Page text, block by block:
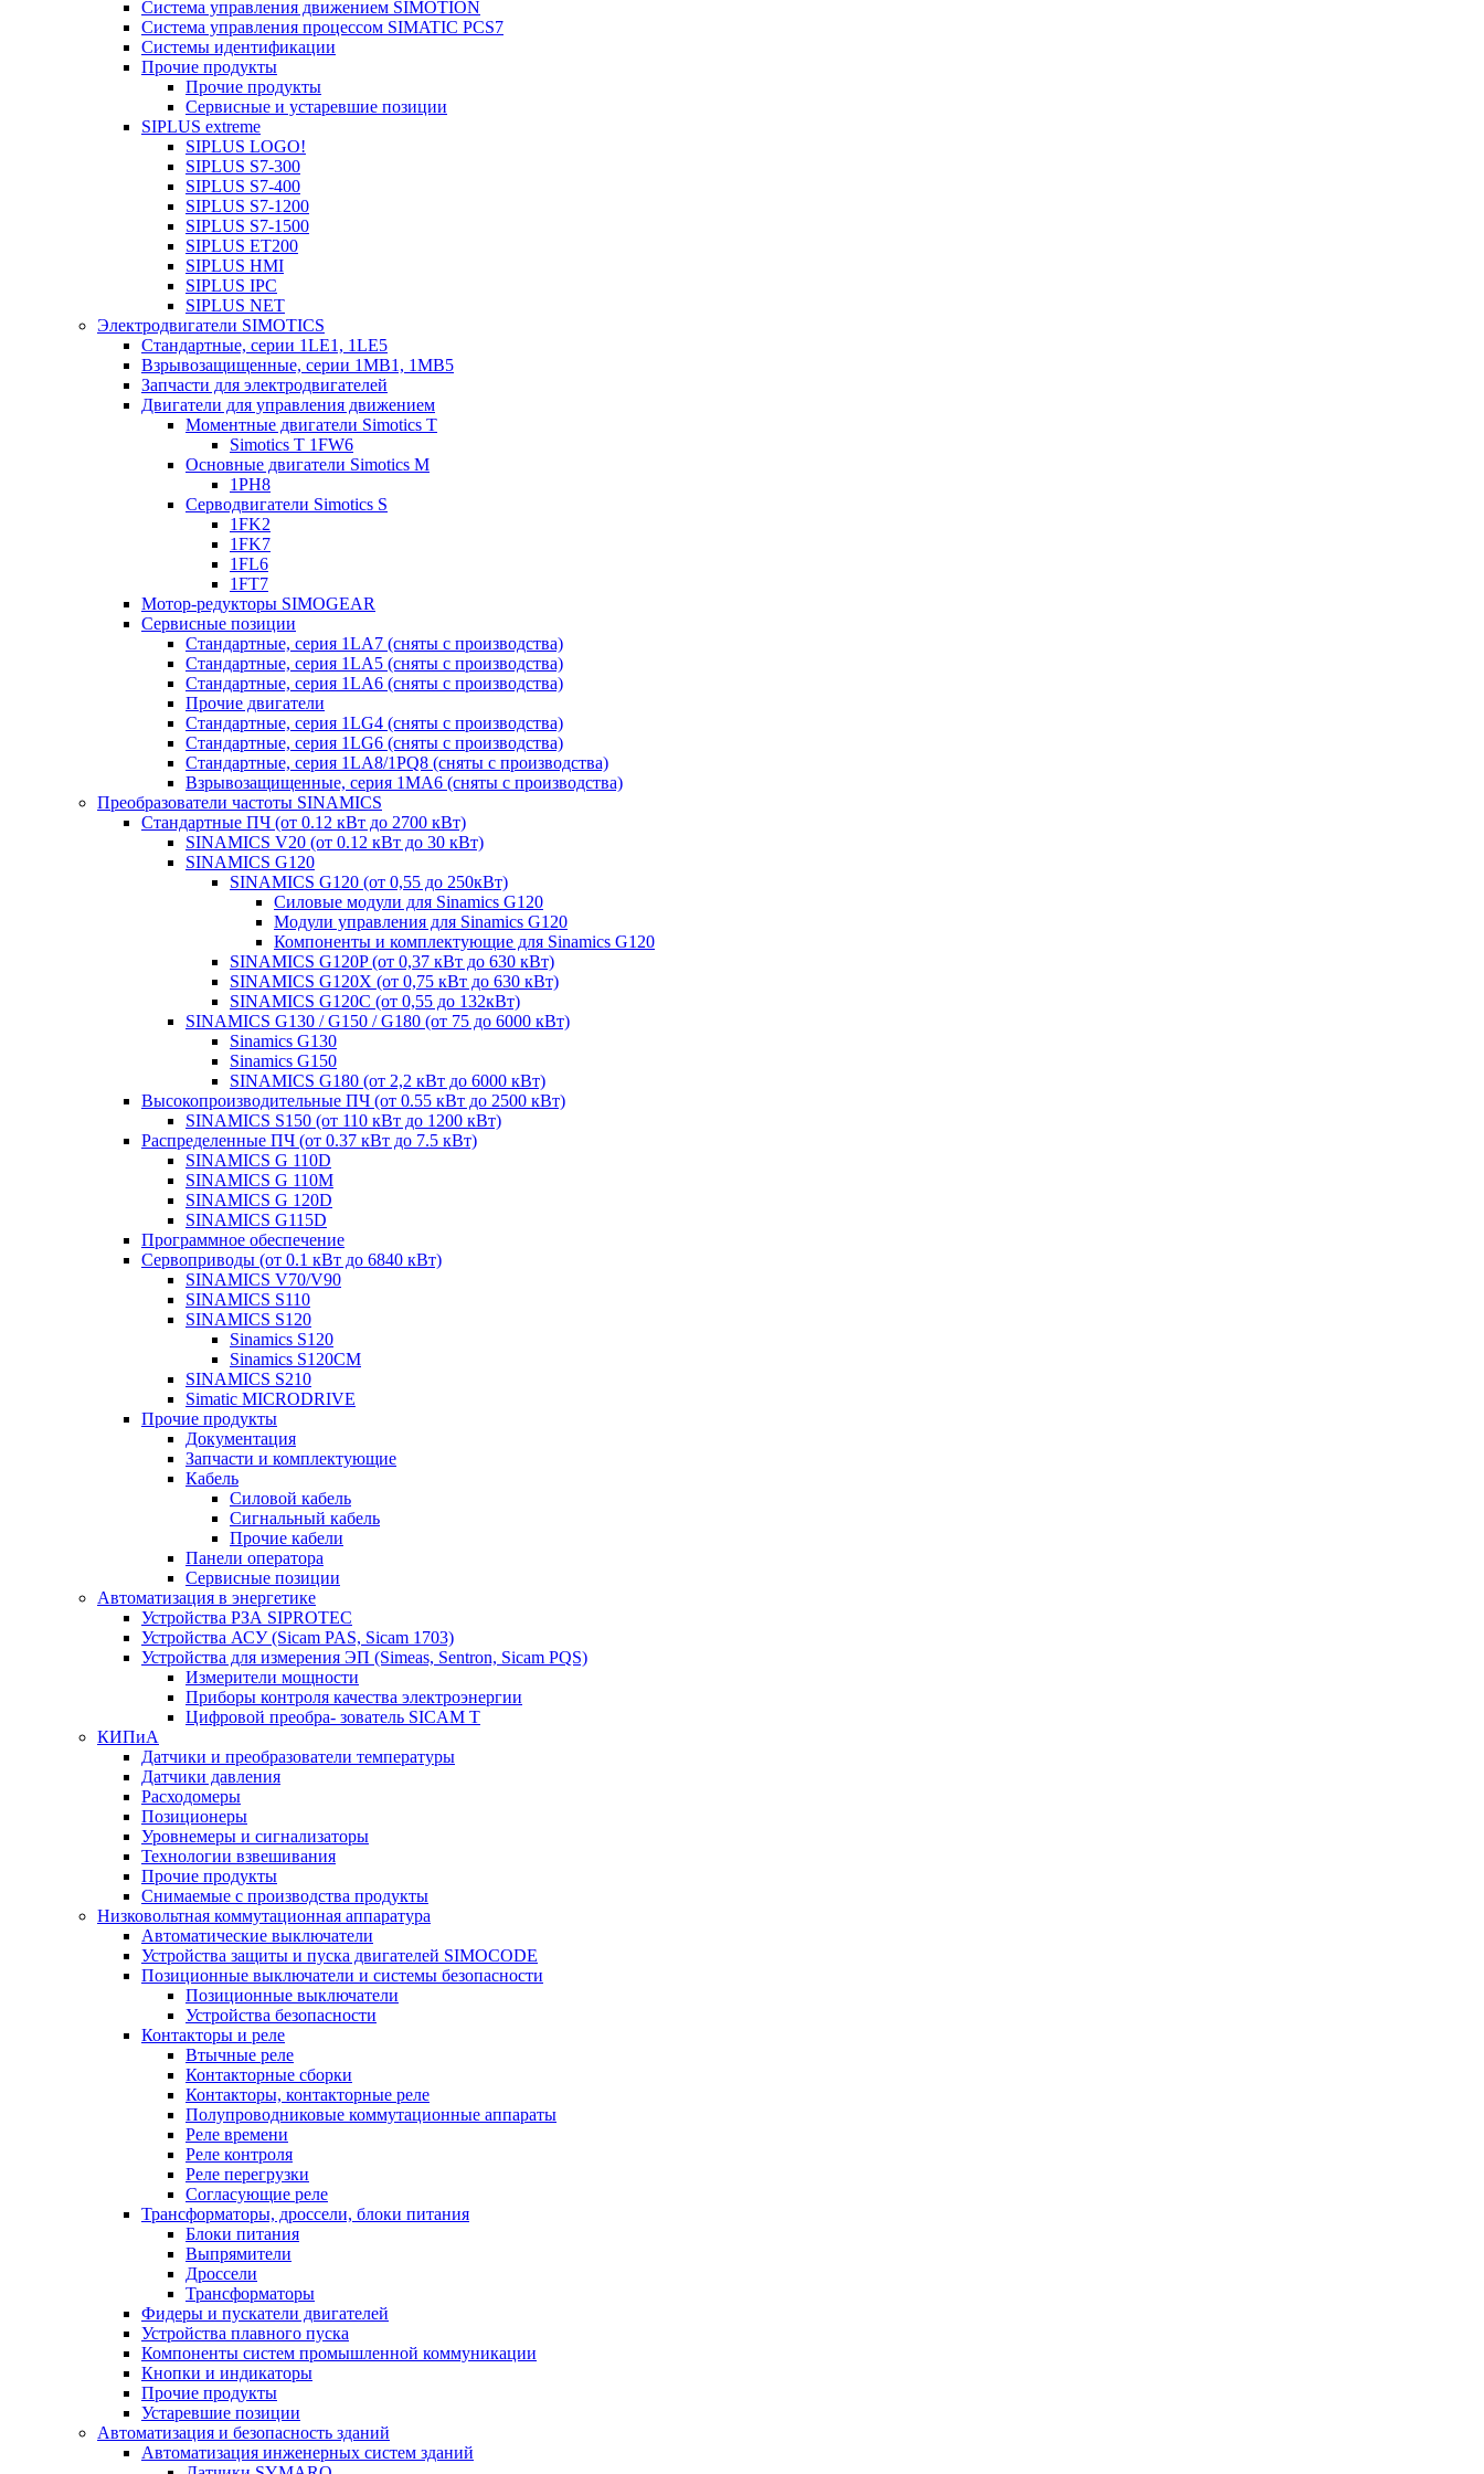
Система управления движением SIMOTION
Система управления процессом SIMATIC PCS7
Системы идентификации
Прочие продукты
Прочие продукты
Сервисные и устаревшие позиции
SIPLUS extreme
SIPLUS LOGO!
SIPLUS S7-300
SIPLUS S7-400
SIPLUS S7-1200
SIPLUS S7-1500
SIPLUS ET200
SIPLUS HMI
SIPLUS IPC
SIPLUS NET
Электродвигатели SIMOTICS
Стандартные, серии 1LE1, 1LE5
Взрывозащищенные, серии 1MB1, 1MB5
Запчасти для электродвигателей
Двигатели для управления движением
Моментные двигатели Simotics T
Simotics T 1FW6
Основные двигатели Simotics M
1PH8
Серводвигатели Simotics S
1FK2
1FK7
1FL6
1FT7
Мотор-редукторы SIMOGEAR
Сервисные позиции
Стандартные, серия 1LA7 (сняты с производства)
Стандартные, серия 1LA5 (сняты с производства)
Стандартные, серия 1LA6 (сняты с производства)
Прочие двигатели
Стандартные, серия 1LG4 (сняты с производства)
Стандартные, серия 1LG6 (сняты с производства)
Стандартные, серия 1LA8/1PQ8 (сняты с производства)
Взрывозащищенные, серия 1MA6 (сняты с производства)
Преобразователи частоты SINAMICS
Стандартные ПЧ (от 0.12 кВт до 2700 кВт)
SINAMICS V20 (от 0.12 кВт до 30 кВт)
SINAMICS G120
SINAMICS G120 (от 0,55 до 250кВт)
Силовые модули для Sinamics G120
Модули управления для Sinamics G120
Компоненты и комплектующие для Sinamics G120
SINAMICS G120P (от 0,37 кВт до 630 кВт)
SINAMICS G120X (от 0,75 кВт до 630 кВт)
SINAMICS G120C (от 0,55 до 132кВт)
SINAMICS G130 / G150 / G180 (от 75 до 6000 кВт)
Sinamics G130
Sinamics G150
SINAMICS G180 (от 2,2 кВт до 6000 кВт)
Высокопроизводительные ПЧ (от 0.55 кВт до 2500 кВт)
SINAMICS S150 (от 110 кВт до 1200 кВт)
Распределенные ПЧ (от 0.37 кВт до 7.5 кВт)
SINAMICS G 110D
SINAMICS G 110M
SINAMICS G 120D
SINAMICS G115D
Программное обеспечение
Сервоприводы (от 0.1 кВт до 6840 кВт)
SINAMICS V70/V90
SINAMICS S110
SINAMICS S120
Sinamics S120
Sinamics S120CM
SINAMICS S210
Simatic MICRODRIVE
Прочие продукты
Документация
Запчасти и комплектующие
Кабель
Силовой кабель
Сигнальный кабель
Прочие кабели
Панели оператора
Сервисные позиции
Автоматизация в энергетике
Устройства РЗА SIPROTEC
Устройства АСУ (Sicam PAS, Sicam 1703)
Устройства для измерения ЭП (Simeas, Sentron, Sicam PQS)
Измерители мощности
Приборы контроля качества электроэнергии
Цифровой преобра- зователь SICAM T
КИПиА
Датчики и преобразователи температуры
Датчики давления
Расходомеры
Позиционеры
Уровнемеры и сигнализаторы
Технологии взвешивания
Прочие продукты
Снимаемые с производства продукты
Низковольтная коммутационная аппаратура
Автоматические выключатели
Устройства защиты и пуска двигателей SIMOCODE
Позиционные выключатели и системы безопасности
Позиционные выключатели
Устройства безопасности
Контакторы и реле
Втычные реле
Контакторные сборки
Контакторы, контакторные реле
Полупроводниковые коммутационные аппараты
Реле времени
Реле контроля
Реле перегрузки
Согласующие реле
Трансформаторы, дроссели, блоки питания
Блоки питания
Выпрямители
Дроссели
Трансформаторы
Фидеры и пускатели двигателей
Устройства плавного пуска
Компоненты систем промышленной коммуникации
Кнопки и индикаторы
Прочие продукты
Устаревшие позиции
Автоматизация и безопасность зданий
Автоматизация инженерных систем зданий